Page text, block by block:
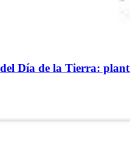
Día de la Tierra: